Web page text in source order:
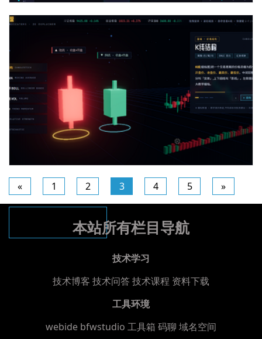
js+css实现基于浏览器的交互式数字逻辑电路模拟器（可视化编
辑器）代码
« 1 2 3 4 5 »
本站所有栏目导航
技术学习
技术博客 技术问答技术课程 资料下载
工具环境
webide bfwstudio 工具箱 码聊 域名空间